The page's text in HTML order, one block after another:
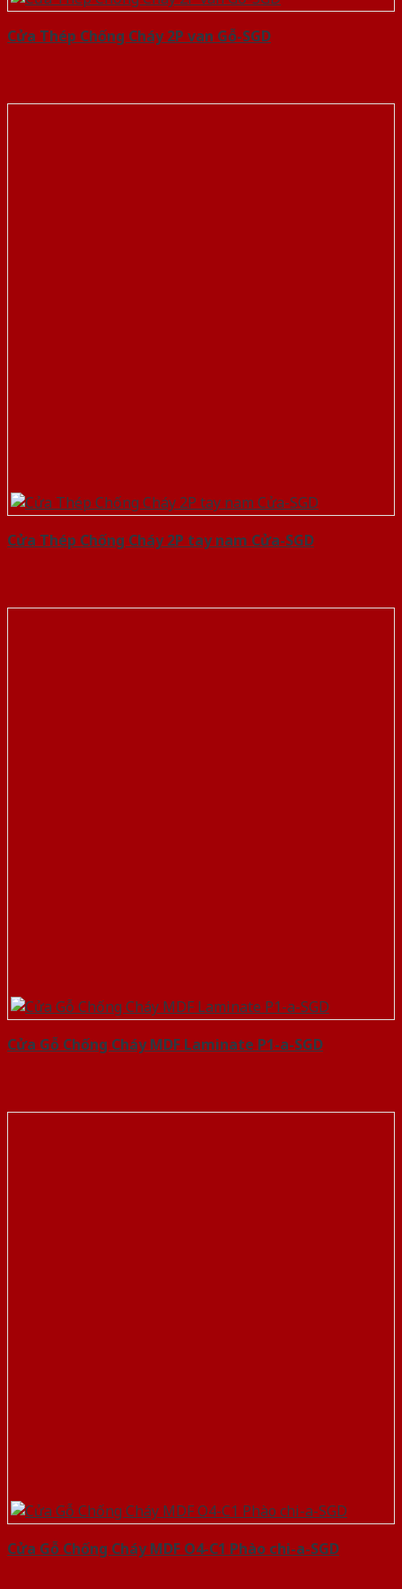
Cửa Thép Chống Cháy 2P van Gỗ-SGD
Cửa Thép Chống Cháy 2P tay nam Cửa-SGD
Cửa Gỗ Chống Cháy MDF Laminate P1-a-SGD
Cửa Gỗ Chống Cháy MDF O4-C1 Phào chi-a-SGD